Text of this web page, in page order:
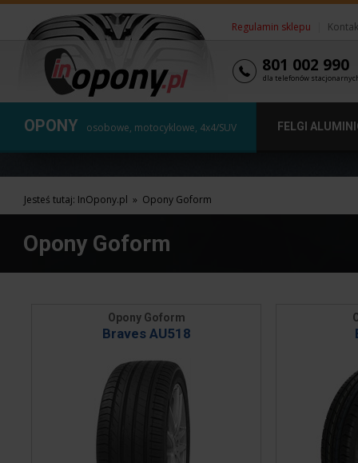
Regulamin sklepu
801 002 990
dla telefonów
OPONY osobowe, motocyklowe, 4x4/SUV FELGI
Jesteś tutaj: InOpony.pl » Opony Goform
Opony Goform
Opony Goform
Braves AU518